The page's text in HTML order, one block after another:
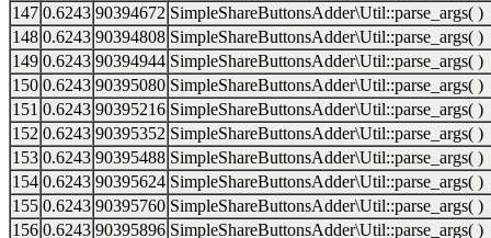
147 0.6243 90394672 SimpleShareButtonsAdder\Util::parse_args( )
148 0.6243 90394808 SimpleShareButtonsAdder\Util::parse_args( )
149 0.6243 90394944 SimpleShareButtonsAdder\Util::parse_args( )
150 0.6243 90395080 SimpleShareButtonsAdder\Util::parse_args( )
151 0.6243 90395216 SimpleShareButtonsAdder\Util::parse_args( )
152 0.6243 90395352 SimpleShareButtonsAdder\Util::parse_args( )
153 0.6243 90395488 SimpleShareButtonsAdder\Util::parse_args( )
154 0.6243 90395624 SimpleShareButtonsAdder\Util::parse_args( )
155 0.6243 90395760 SimpleShareButtonsAdder\Util::parse_args( )
156 0.6243 90395896 SimpleShareButtonsAdder\Util::parse_args( )